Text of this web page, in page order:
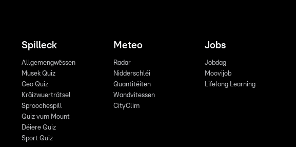
Spilleck
Allgemengwëssen
Musek Quiz
Geo Quiz
Kräizwuerträtsel
Sproochespill
Quiz vum Mount
Déiere Quiz
Sport Quiz
Meteo
Radar
Nidderschléi
Quantitéiten
Wandvitessen
CityClim
Jobs
Jobdag
Moovijob
Lifelong Learning